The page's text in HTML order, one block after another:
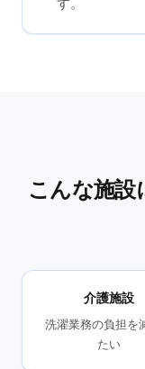
こんな施設
介護施設
洗濯業務の負担を
たい